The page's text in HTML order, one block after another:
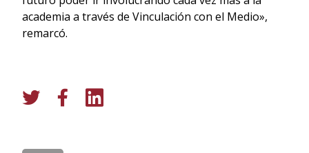
academia a través de Vinculación con el Medio»,
remarcó.